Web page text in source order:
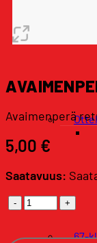
67-
Avaimenperä
5,00 €
Saatavuus:
Avaimenperä
Ässät